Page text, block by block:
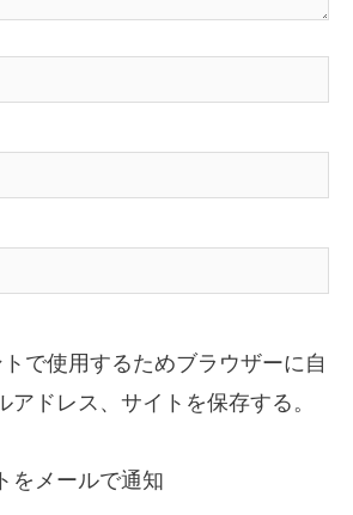
で使用するためブラウザーに自
アドレス、サイトを保存する。
をメールで通知